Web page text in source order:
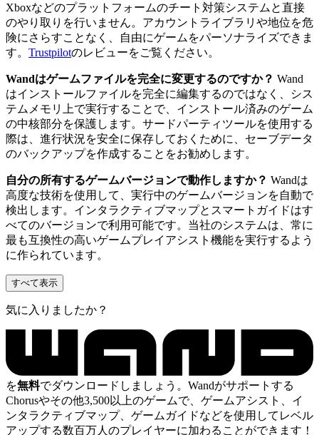
Xboxなどのプラットフォームのチート対策システムと直接
のやり取りを行いません。アカウントライブラリや地位を危
険にさらすことなく、自由にゲームをパーソナライズできま
す。 Trustpilotのレビューをご覧ください。
Wandはゲームファイルを完全に変更するのですか？ Wand
はインストールファイルを完全に編集するのではなく、シス
テムメモリ上で実行することで、インストール済みのゲーム
の中核部分を保護します。サードパーティツールを使用する
際は、進行状況を安全に保存しておくために、セーブデータ
のバックアップを作成することをお勧めします。
自分の所有するゲームバージョンで動作しますか？ Wandは
高度な技術を使用して、実行中のゲームバージョンを自動で
検出します。インタラクティブマップとスマートガイドはす
べてのバージョンで利用可能です。当社のシステムは、常に
最も互換性の高いゲームプレイアシスト機能を実行するよう
に作られています。
すべて表示
気に入りましたか？
を無料でダウンロードしましょう。Wandがサポートする
Chorusやその他3,500以上のゲームで、ゲームアシスト、イ
ンタラクティブマップ、ゲームガイドなどを使用してレベル
アップする数百万人のプレイヤーに加わることができます！